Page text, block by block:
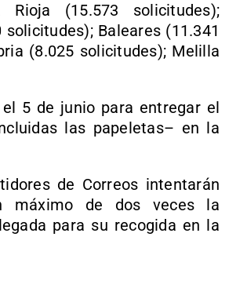
(15.573 solicitudes);
Baleares (11.341
(8.025 solicitudes); Melilla
5 de junio para entregar el
las papeletas– en la
de Correos intentarán
máximo de dos veces la
para su recogida en la